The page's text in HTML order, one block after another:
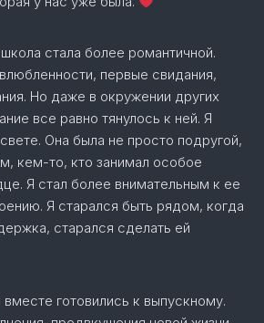
стала более романтичной.
первые свидания,
Но даже в окружении других
все равно тянулось к ней. Я
Она была не просто подругой,
кем-то, кто занимал особое
Я стал более внимательным к ее
Я старался быть рядом, когда
старался сделать ей
готовились к выпускному.